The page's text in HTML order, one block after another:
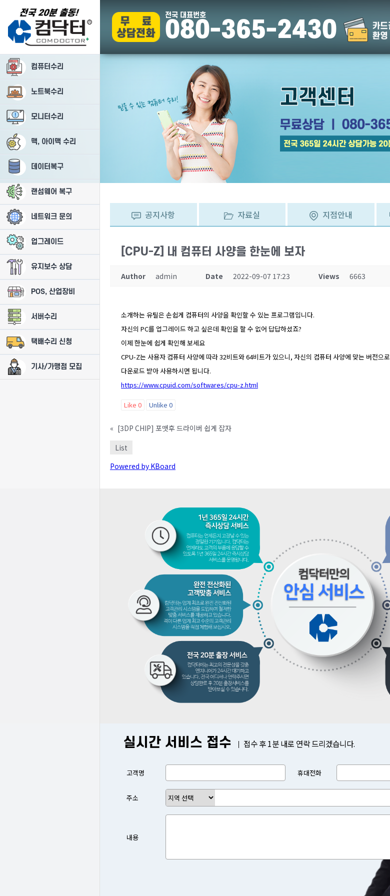
컴퓨터수리
노트북수리
모니터수리
맥, 아이맥 수리
데이터복구
랜섬웨어 복구
네트워크 문의
업그레이드
유지보수 상담
POS, 산업장비
서버수리
택배수리 신청
기사/가맹점 모집
전국 대표번호
080-365-2430
접수
고객
센터
부정클릭
신고
공지사항 자료실 지점안내
[CPU-Z] 내 컴퓨터 사양을 한눈에 보자
Author admin Date 2022-09-07 17:23 Views 6663
소개하는 유틸은 손쉽게 컴퓨터의 사양을 확인할 수 있는 프로그램입니다.
자신의 PC를 업그레이드 하고 싶은데 확인을 할 수 없어 답답하셨죠?
이제 한눈에 쉽게 확인해 보세요
CPU-Z는 사용자 컴퓨터 사양에 따라 32비트와 64비트가 있으니, 자신의 컴퓨터 사양에 맞는 버전으로
다운로드 받아 사용하시면 됩니다.
https://www.cpuid.com/softwares/cpu-z.html
Like 0 Unlike 0
« [3DP CHIP] 포맷후 드라이버 쉽게 잡자
List
Powered by KBoard
실시간 서비스 접수 접수 후 1분 내로 연락 드리겠습니다.
고객명 휴대전화
주소
내용